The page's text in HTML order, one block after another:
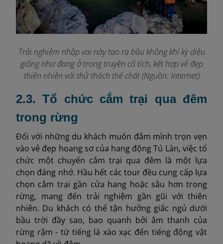
Trải nghiệm nhập vai này tạo ra bầu không khí kỳ diệu
giống như đang ở trong truyện cổ tích, kết hợp vẻ đẹp
thiên nhiên với thử thách thể chất (Nguồn: Internet)
2.3. Tổ chức cắm trại qua đêm
trong rừng
Đối với những du khách muốn đắm mình trọn vẹn
vào vẻ đẹp hoang sơ của hang động Tú Làn, việc tổ
chức một chuyến cắm trại qua đêm là một lựa
chọn đáng nhớ. Hầu hết các tour đều cung cấp lựa
chọn cắm trại gần cửa hang hoặc sâu hơn trong
rừng, mang đến trải nghiệm gần gũi với thiên
nhiên. Du khách có thể tận hưởng giấc ngủ dưới
bầu trời đầy sao, bao quanh bởi âm thanh của
rừng rậm - từ tiếng lá xào xạc đến tiếng động vật